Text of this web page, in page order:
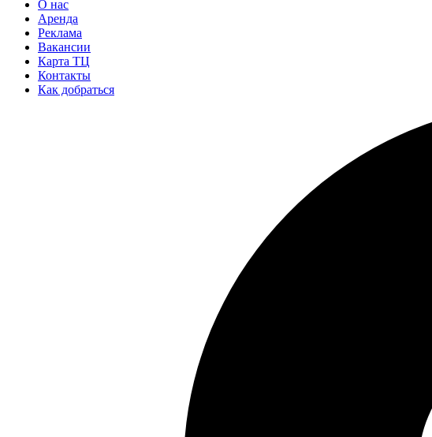
О нас
Аренда
Реклама
Вакансии
Карта ТЦ
Контакты
Как добраться